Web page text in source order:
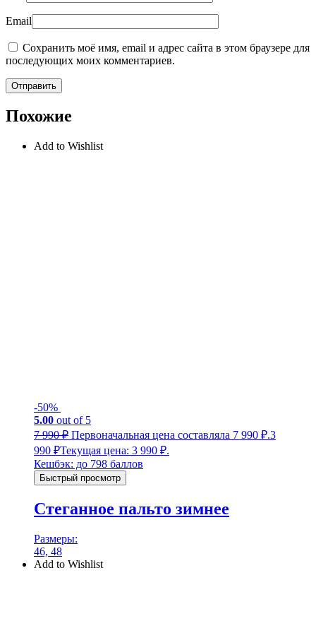
Email
Сохранить моё имя, email и адрес сайта в этом браузере для
последующих моих комментариев.
Похожие
Add to Wishlist
-50%
5.00 out of 5
7 990₽ Первоначальная цена составляла 7 990 ₽.3
990 ₽Текущая цена: 3 990 ₽.
Кешбэк: до 798 баллов
Быстрый просмотр
Стеганное пальто зимнее
Размеры:
46, 48
Add to Wishlist